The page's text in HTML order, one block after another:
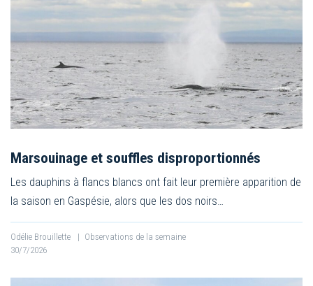
Marsouinage et souffles disproportionnés
Les dauphins à flancs blancs ont fait leur première apparition de
la saison en Gaspésie, alors que les dos noirs…
Odélie Brouillette | Observations de la semaine
30/7/2026